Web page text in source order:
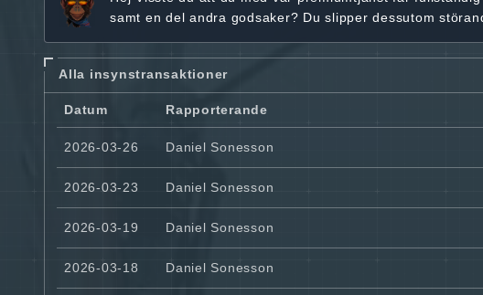
samt en del andra godsaker? Du slipper dessutom
Alla insynstransaktioner
Datum Rapporterande
2026-03-26 Daniel Sonesson
2026-03-23 Daniel Sonesson
2026-03-19 Daniel Sonesson
2026-03-18 Daniel Sonesson